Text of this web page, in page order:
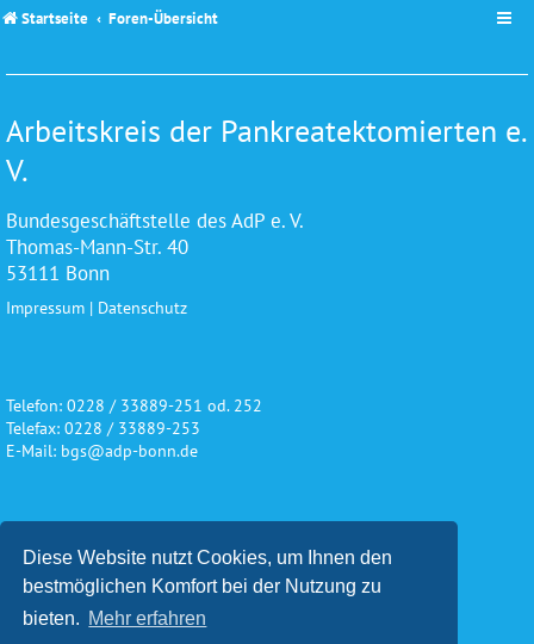
Diese Website nutzt Cookies, um Ihnen den
bestmöglichen Komfort bei der Nutzung zu
bieten. Mehr erfahren
Startseite Foren-Übersicht
Arbeitskreis der Pankreatektomierten e.
V.
Bundesgeschäftstelle des AdP e. V.
Thomas-Mann-Str. 40
53111 Bonn
Impressum | Datenschutz
Telefon: 0228 / 33889-251 od. 252
Telefax: 0228 / 33889-253
E-Mail: bgs@adp-bonn.de
Wir danken für die freundliche
Unterstützung und Förderung